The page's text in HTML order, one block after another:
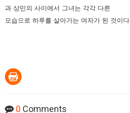
과 상민의 사이에서 그녀는 각각 다른
모습으로 하루를 살아가는 여자가 된 것이다.
0 Comments